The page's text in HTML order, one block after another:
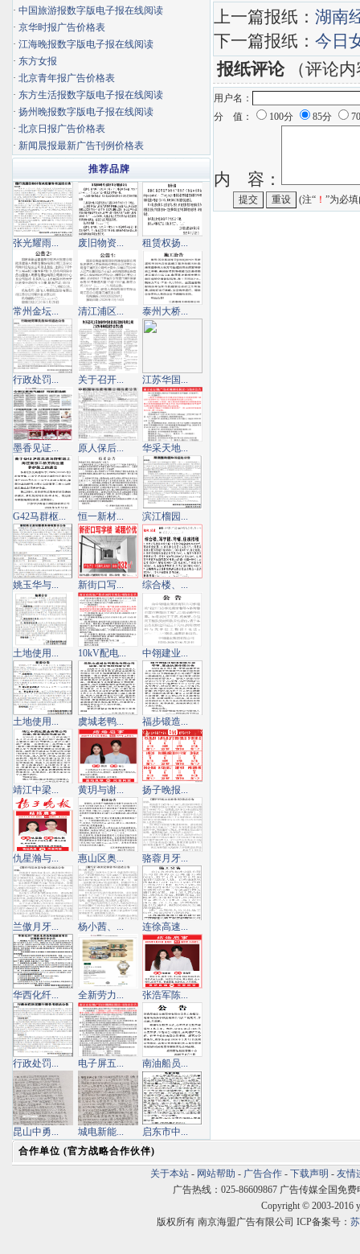
上一篇报纸： 湖南
下一篇报纸： 今日
报纸评论（评论内
用户名：
分 值：
100分 85分
内 容：
(注“ ！ ”为必
· 中国旅游报数字版电子报在线阅读
· 京华时报广告价格表
· 江海晚报数字版电子报在线阅读
· 东方女报
· 北京青年报广告价格表
· 东方生活报数字版电子报在线阅读
· 扬州晚报数字版电子报在线阅读
· 北京日报广告价格表
· 新闻晨报最新广告刊例价格表
推荐品牌
张光耀雨... 废旧物资... 租赁权扬...
常州金坛... 清江浦区... 泰州大桥...
行政处罚... 关于召开... 江苏华国...
墨香见证... 原人保后... 华采天地...
G42马群枢... 恒一新材... 滨江榴园...
姚玉华与... 新街口写... 综合楼、...
土地使用... 10kV配电... 中翎建业...
土地使用... 虞城老鸭... 福步锻造...
靖江中梁... 黄玥与谢... 扬子晚报...
仇星瀚与... 惠山区奥... 骆蓉月牙...
兰傲月牙... 杨小茜、... 连徐高速...
华西化纤... 全新劳力... 张浩军陈...
行政处罚... 电子屏五... 南油船员...
昆山中勇... 城电新能...
启东市中...
合作单位 (官方战略合作伙伴)
关于本站 - 网站帮助 - 广告合作 - 下载声明 - 友情
广告热线：025-86609867 广告传媒全国免费
Copyright © 2003-2016
版权所有 南京海盟广告有限公司 ICP备案号：